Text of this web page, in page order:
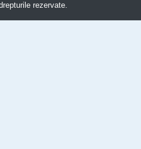
rezervate.